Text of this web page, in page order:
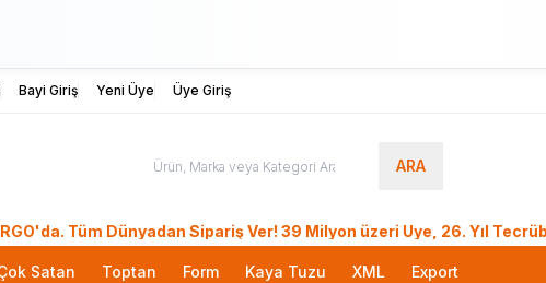
Bayi Giriş Yeni Üye Üye Giriş
ARA
Tüm Dünyadan Sipariş Ver! 39 Milyon üzeri Üye, 26. Yıl
Satan Toptan Form Kaya Tuzu XML Export